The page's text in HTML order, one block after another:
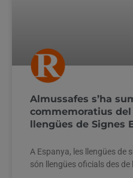
Almussafes s’ha
commemoratius
llengües de Signes
A Espanya, les llengües de
són llengües oficials des de